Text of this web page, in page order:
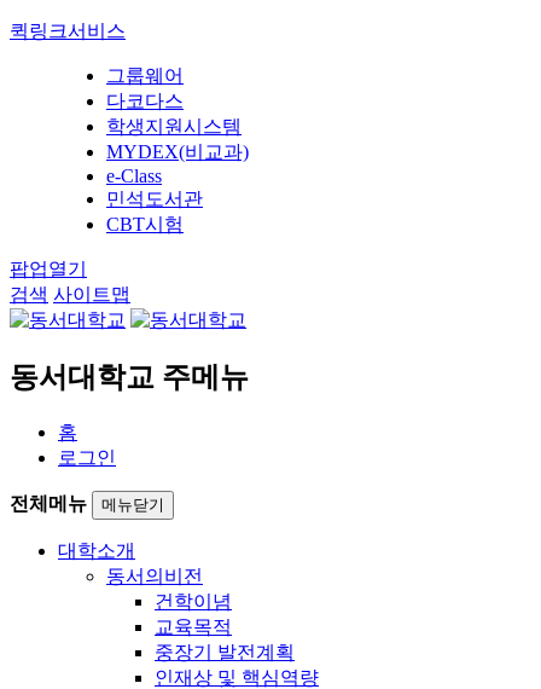
퀵링크서비스
그룹웨어
다코다스
학생지원시스템
MYDEX(비교과)
e-Class
민석도서관
CBT시험
팝업열기
검색 사이트맵
동서대학교 주메뉴
홈
로그인
전체메뉴 메뉴닫기
대학소개
동서의비전
건학이념
교육목적
중장기 발전계획
인재상 및 핵심역량